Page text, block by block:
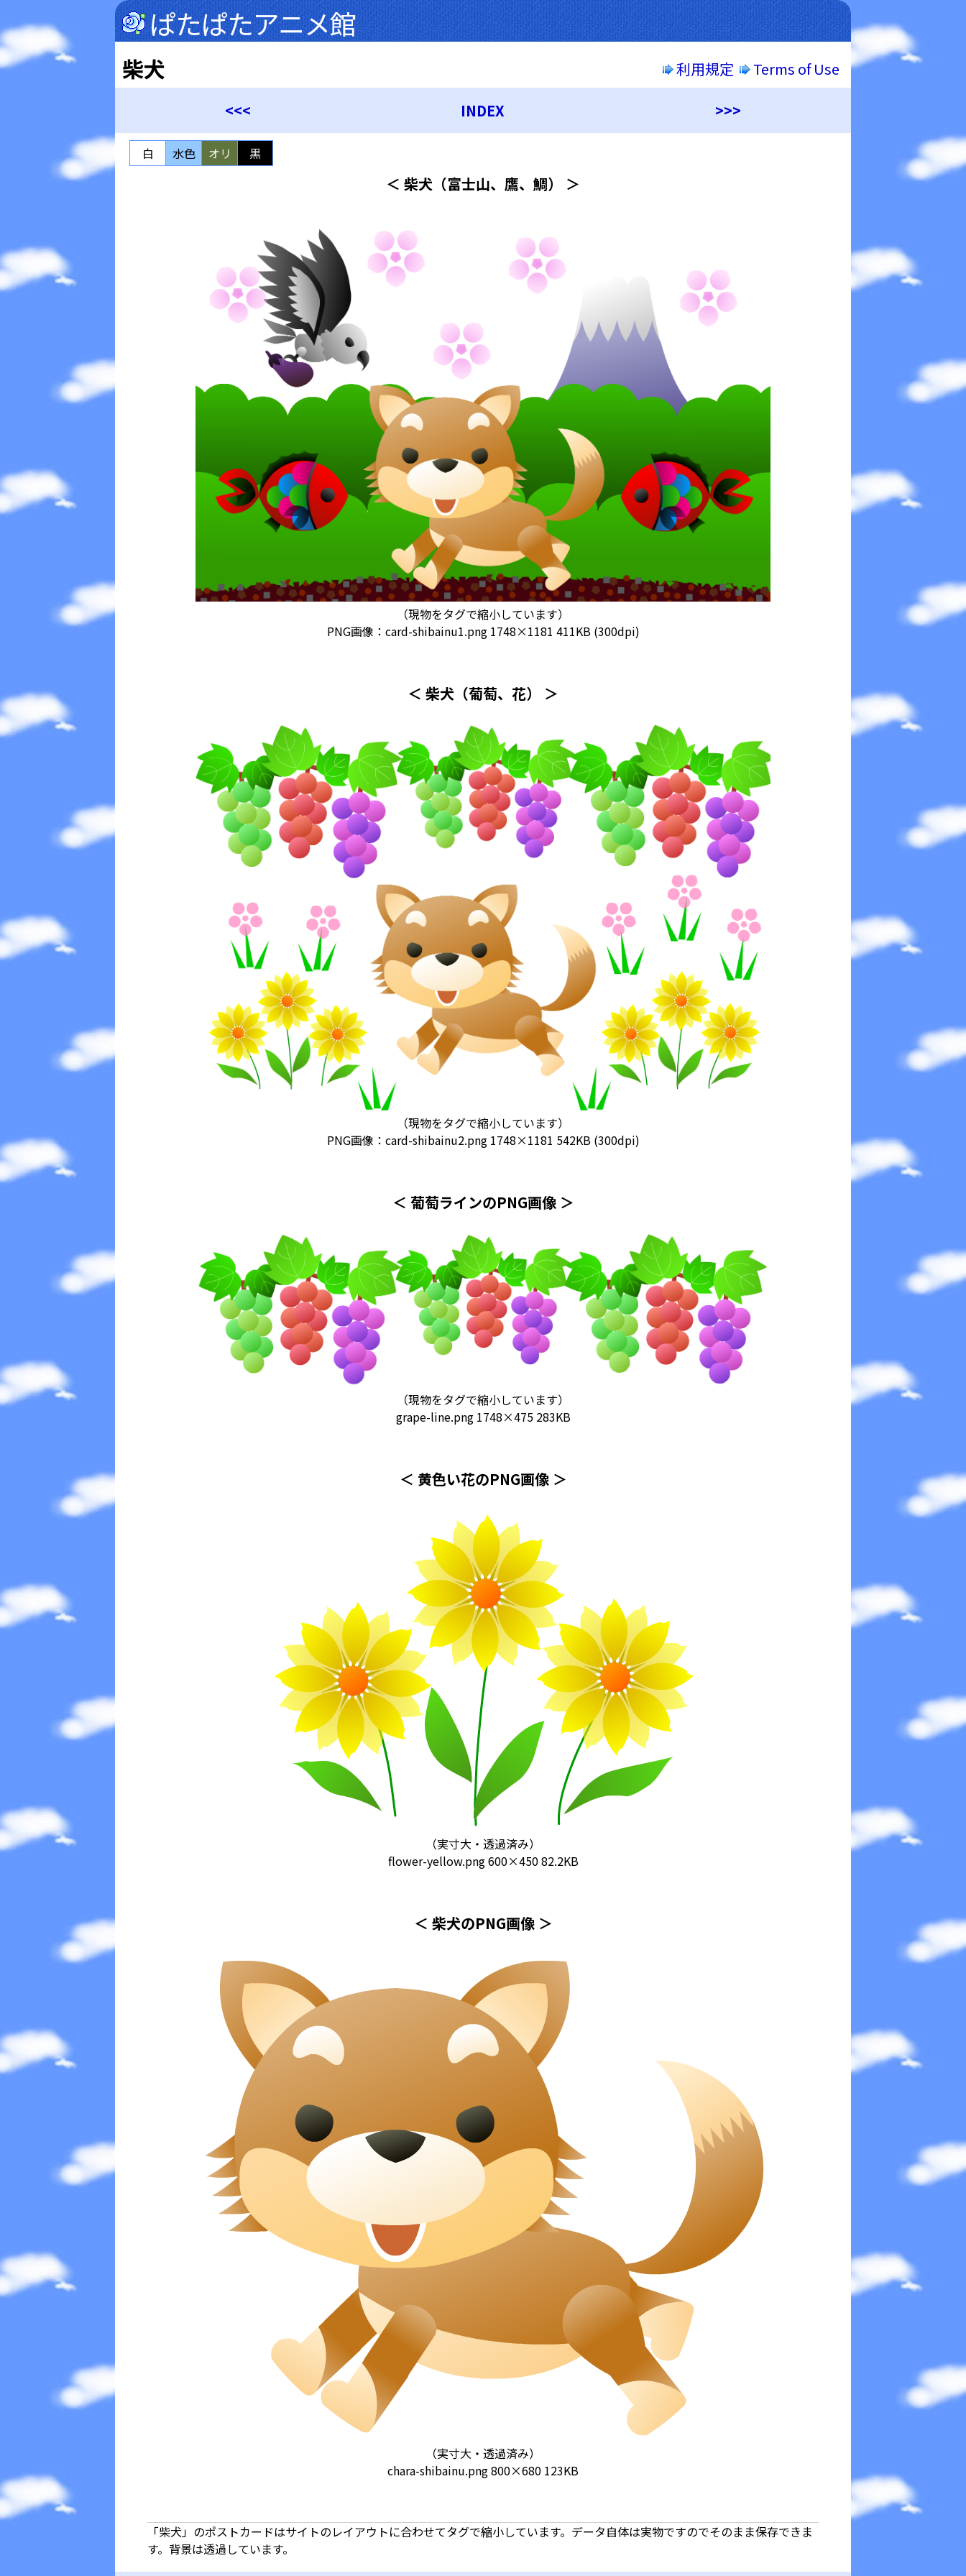
ぱたぱたアニメ館
柴犬 利用規定 Terms of Use
<<< INDEX >>>
白 水色 オリ 黒
＜ 柴犬（富士山、鷹、鯛） ＞
（現物をタグで縮小しています）
PNG画像：card-shibainu1.png 1748×1181 411KB (300dpi)
＜ 柴犬（葡萄、花） ＞
（現物をタグで縮小しています）
PNG画像：card-shibainu2.png 1748×1181 542KB (300dpi)
＜ 葡萄ラインのPNG画像 ＞
（現物をタグで縮小しています）
grape-line.png 1748×475 283KB
＜ 黄色い花のPNG画像 ＞
（実寸大・透過済み）
flower-yellow.png600×450 82.2KB
＜ 柴犬のPNG画像 ＞
（実寸大・透過済み）
chara-shibainu.png800×680 123KB
「柴犬」のポストカードはサイトのレイアウトに合わせてタグで縮小しています。データ自体は実物ですのでそのまま保存できま
す。背景は透過しています。